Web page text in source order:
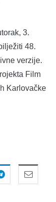
3.
48.
verzije.
Film
Karlovačke